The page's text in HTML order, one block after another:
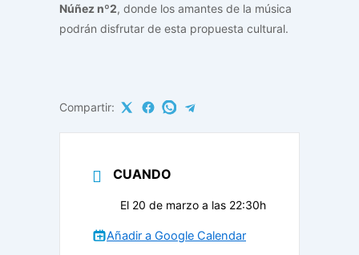
Núñez nº2, donde los amantes de la música
podrán disfrutar de esta propuesta cultural.
Compartir:
CUANDO
El 20 de marzo a las 22:30h
Añadir a Google Calendar